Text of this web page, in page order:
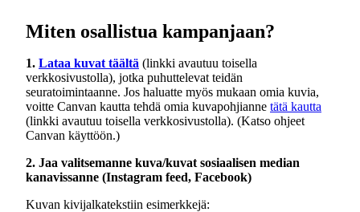
Miten osallistua kampanjaan?
1. Lataa kuvat täältä (linkki avautuu toisella
verkkosivustolla), jotka puhuttelevat teidän
seuratoimintaanne. Jos haluatte myös mukaan omia kuvia,
voitte Canvan kautta tehdä omia kuvapohjianne tätä kautta
(linkki avautuu toisella verkkosivustolla). (Katso ohjeet
Canvan käyttöön.)
2. Jaa valitsemanne kuva/kuvat sosiaalisen median
kanavissanne (Instagram feed, Facebook)
Kuvan kivijalkatekstiin esimerkkejä: